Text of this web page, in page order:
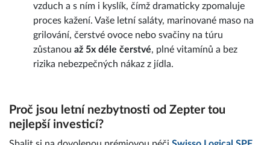
vzduch a s ním i kyslík, čímž dramaticky zpomaluje
proces kažení. Vaše letní saláty, marinované maso na
grilování, čerstvé ovoce nebo svačiny na túru
zůstanou až 5x déle čerstvé, plné vitamínů a bez
rizika nebezpečných nákaz z jídla.
Proč jsou letní nezbytnosti od Zepter tou
nejlepší investicí?